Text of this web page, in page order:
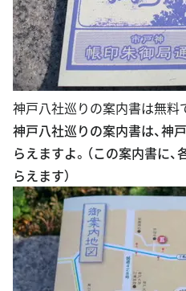
神戸八社巡りの案内書は無料
神戸八社巡りの案内書は、神
らえますよ。（この案内書に
らえます）